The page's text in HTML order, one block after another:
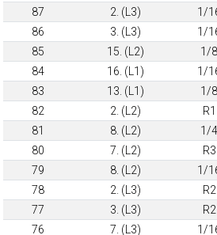
87
2. (L3) 1/
86
3. (L3) 1/
85
15. (L2) 1/8
84
16. (L1) 1/
83
13. (L1) 1/8
82
2. (L2) R1
81
8. (L2) 1/4
80
7. (L2) R3
79
8. (L2) 1/
78
2. (L3) R2
77
3. (L3) R2
76
7. (L3) 1/